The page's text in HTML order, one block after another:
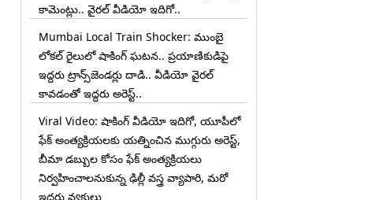
కామెంట్లు.. వైరల్ వీడియో ఇదిగో..
Mumbai Local Train Shocker: ముంబై
లోకల్ రైలులో షాకింగ్ ఘటన.. ప్రయాణికుడిపై
ఇద్దరు ట్రాన్స్‌జెండర్లు దాడి.. వీడియో వైరల్
కావడంతో ఇద్దరు అరెస్ట్..
Viral Video: షాకింగ్ వీడియో ఇదిగో, యూపీలో
ఫేక్ అంత్యక్రియలకు యత్నించిన ముగ్గురు అరెస్ట్,
బీమా డబ్బుల కోసం ఫేక్ అంత్యక్రియలు
నిర్వహించాలనుకున్న ఢిల్లీ వస్త్ర వ్యాపారి, మరో
ఇద్దరు వ్యక్తులు